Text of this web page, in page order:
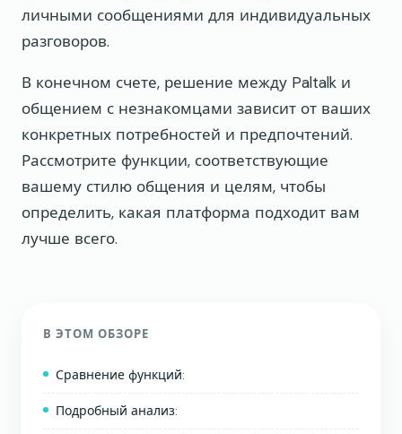
личными сообщениями для индивидуальных
разговоров.
В конечном счете, решение между Paltalk и
общением с незнакомцами зависит от ваших
конкретных потребностей и предпочтений.
Рассмотрите функции, соответствующие
вашему стилю общения и целям, чтобы
определить, какая платформа подходит вам
лучше всего.
В ЭТОМ ОБЗОРЕ
Сравнение функций:
Подробный анализ: